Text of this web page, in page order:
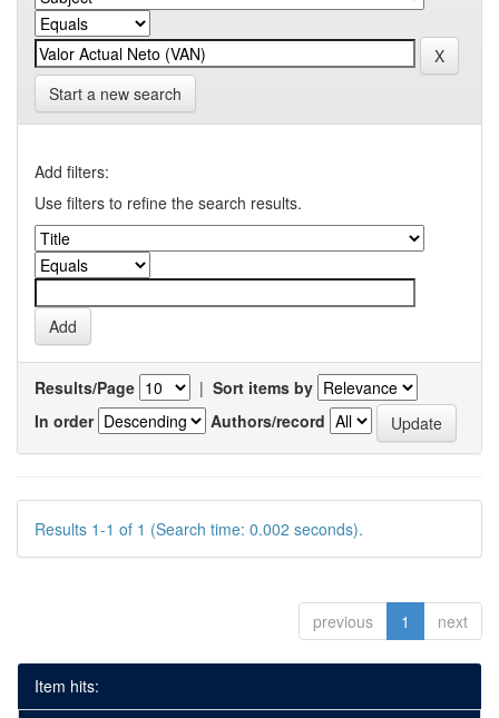
Start a new search
Add filters:
Use filters to refine the search results.
Results/Page | Sort items by
In order
Authors/record
Results 1-1 of 1 (Search time: 0.002 seconds).
previous 1 next
Item hits: